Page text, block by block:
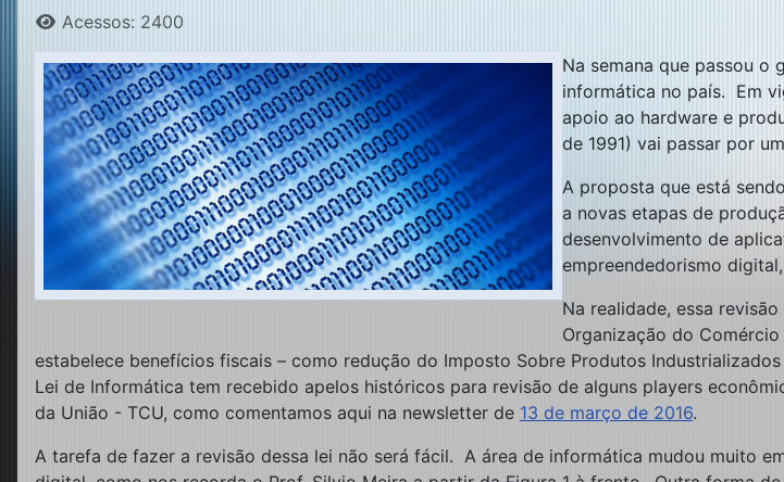
Acessos: 2400
Na semana que passou o
informática no país. Em
apoio ao hardware e
de 1991) vai passar por
A proposta que está
a novas etapas de
desenvolvimento de
empreendedorismo
Na realidade, essa
Organização do
estabelece benefícios fiscais – como redução do Imposto Sobre Produtos
Lei de Informática tem recebido apelos históricos para revisão de alguns players
da União - TCU, como comentamos aqui na newsletter de 13 de março de 2016.
A tarefa de fazer a revisão dessa lei não será fácil. A área de informática mudou muito